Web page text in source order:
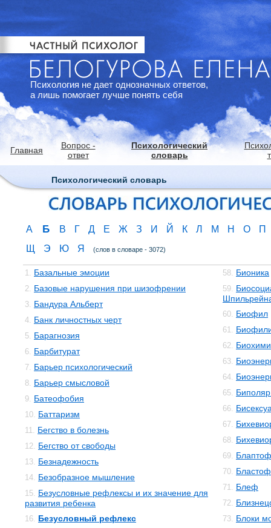
Психология не дает однозначных ответов,
а лишь помогает лучше понять себя
Главная
Вопрос -
ответ
Психологический
словарь
Психологический словарь
А Б В Г Д Е Ж З И Й К Л М Н О
П
Щ
Э Ю Я (слов в словаре - 3072)
1. Базальные эмоции
2. Базовые нарушения при шизофрении
3. Бандура Альберт
4. Банк личностных черт
5. Барагнозия
6. Барбитурат
7. Барьер психологический
8. Барьер смысловой
9. Батеофобия
10. Баттаризм
11. Бегство в болезнь
12. Бегство от свободы
13. Безнадежность
14. Безобразное мышление
15. Безусловные рефлексы и их значение для
развития ребенка
16. Безусловный рефлекс
58. Бионика
59.
60. Биофил
61.
62.
63.
64.
65.
66.
67.
68.
69.
70.
71. Блеф
72.
73. Блоки